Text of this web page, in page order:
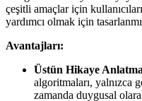
çeşitli amaçlar için
yardımcı olmak için
Avantajları:
Üstün Hikaye
algoritmaları, yalnızca
zamanda duygusal